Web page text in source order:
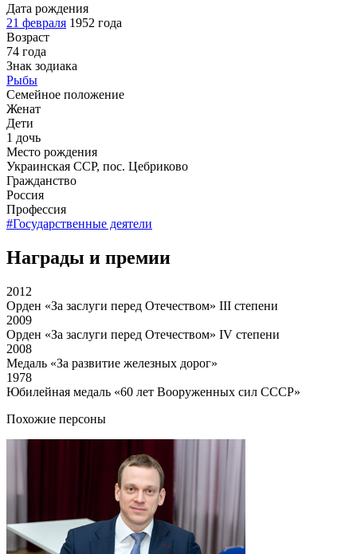
Дата рождения
21 февраля 1952 года
Возраст
74 года
Знак зодиака
Рыбы
Семейное положение
Женат
Дети
1 дочь
Место рождения
Украинская ССР, пос. Цебриково
Гражданство
Россия
Профессия
#Государственные деятели
Награды и премии
2012
Орден «За заслуги перед Отечеством» III степени
2009
Орден «За заслуги перед Отечеством» IV степени
2008
Медаль «За развитие железных дорог»
1978
Юбилейная медаль «60 лет Вооруженных сил СССР»
Похожие персоны